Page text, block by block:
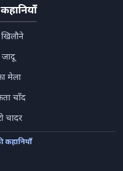
जादू
मेला
चाँद
चादर
कहानियाँ